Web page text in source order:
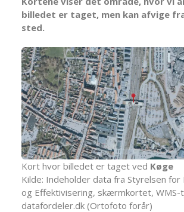
billedet er taget, men kan afvige
sted.
Kort hvor billedet er taget ved Køge
Kilde: Indeholder data fra Styrelsen for
og Effektivisering, skærmkortet, WMS-
datafordeler.dk (Ortofoto forår)